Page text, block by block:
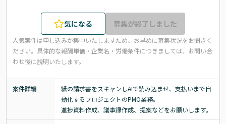
気になる 募集が終了しました
人気案件は申し込みが集中いたしますため、お早めに募集状況をお聞きく
ださい。 具体的な報酬単価・企業名・労働条件につきましては、お問い合
わせ後に説明いたします。
案件詳細
紙の請求書をスキャンしAIで読み込ませ、支払いまで自
動化するプロジェクトのPMO業務。
進捗資料作成、議事録作成、提案などをお願いします。